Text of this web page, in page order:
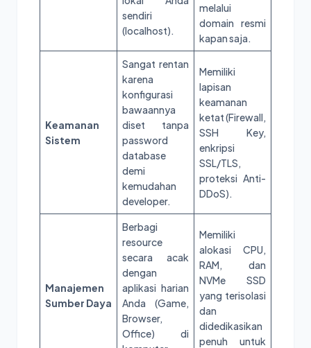
sendiri
(localhost).
melalui
domain resmi
kapan saja.
Keamanan
Sistem
Sangat rentan
karena
konfigurasi
bawaannya
diset tanpa
password
database
demi
kemudahan
developer.
Memiliki
lapisan
keamanan
ketat (Firewall,
SSH Key,
enkripsi
SSL/TLS,
proteksi Anti-
DDoS).
Manajemen
Sumber Daya
Berbagi
resource
secara acak
dengan
aplikasi harian
Anda (Game,
Browser,
Office) di
Memiliki
alokasi CPU,
RAM, dan
NVMe SSD
yang terisolasi
dan
didedikasikan
penuh untuk